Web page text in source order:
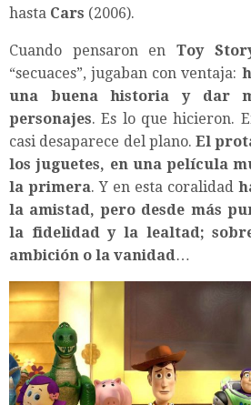
hasta Cars (2006).
Cuando pensaron en Toy
“secuaces”, jugaban con ventaja:
una buena historia y dar
personajes. Es lo que hicieron.
casi desaparece del plano.El
los juguetes, en una película
la primera. Y en esta coralidad
la amistad, pero desde más
la fidelidad y la lealtad;
ambición o la vanidad…